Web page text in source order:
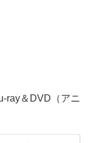
ray＆DVD（アニ